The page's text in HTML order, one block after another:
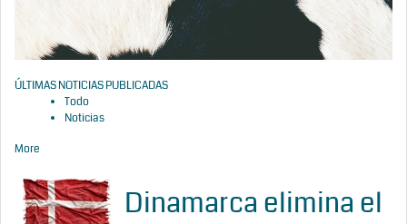
ÚLTIMAS NOTICIAS PUBLICADAS
Todo
Noticias
More
Dinamarca elimina el